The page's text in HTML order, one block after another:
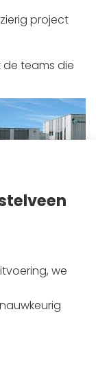
project
de teams die
we